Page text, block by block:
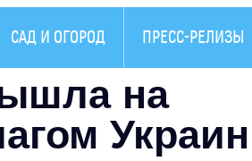
САД И ОГОРОД ПРЕСС-РЕЛИЗЫ
на